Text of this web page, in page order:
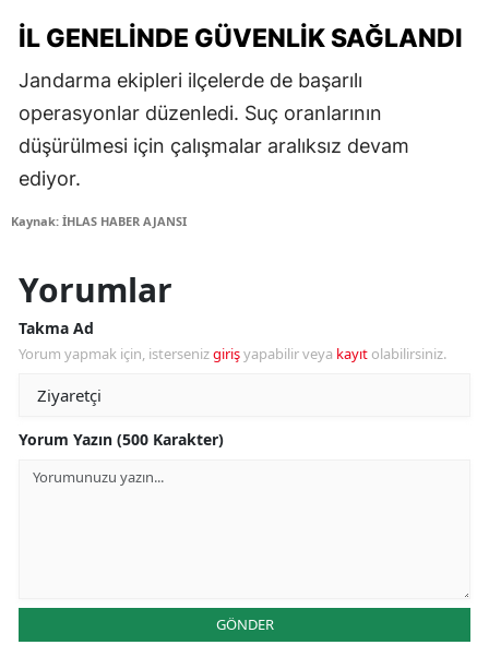
İL GENELINDE GÜVENLIK SAĞLANDI
Jandarma ekipleri ilçelerde de başarılı
operasyonlar düzenledi. Suç oranlarının
düşürülmesi için çalışmalar aralıksız devam
ediyor.
Kaynak: İHLAS HABER AJANSI
Yorumlar
Takma Ad
Yorum yapmak için, istersenizgirişyapabilir veya kayıt olabilirsiniz.
Yorum Yazın (500 Karakter)
GÖNDER